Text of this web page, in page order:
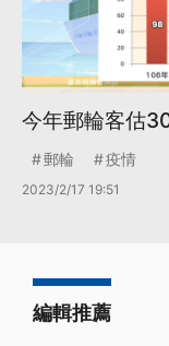
今年郵輪客估
郵輪 疫情
2023/2/17 19:51
編輯推薦